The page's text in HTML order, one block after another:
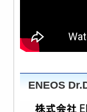
ENEOS